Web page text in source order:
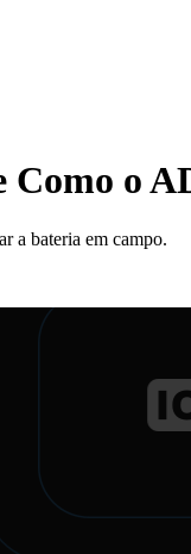
Como o
a bateria em campo.